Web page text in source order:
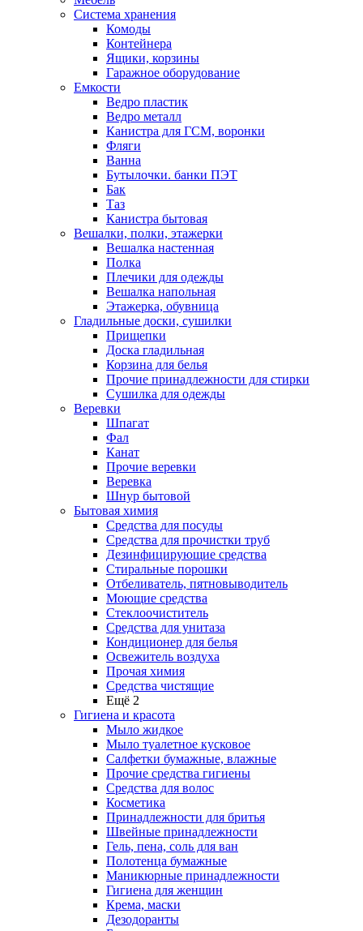
Система хранения
Комоды
Контейнера
Ящики, корзины
Гаражное оборудование
Емкости
Ведро пластик
Ведро металл
Канистра для ГСМ, воронки
Фляги
Ванна
Бутылочки. банки ПЭТ
Бак
Таз
Канистра бытовая
Вешалки, полки, этажерки
Вешалка настенная
Полка
Плечики для одежды
Вешалка напольная
Этажерка, обувница
Гладильные доски, сушилки
Прищепки
Доска гладильная
Корзина для белья
Прочие принадлежности для стирки
Сушилка для одежды
Веревки
Шпагат
Фал
Канат
Прочие веревки
Веревка
Шнур бытовой
Бытовая химия
Средства для посуды
Средства для прочистки труб
Дезинфицирующие средства
Стиральные порошки
Отбеливатель, пятновыводитель
Моющие средства
Стеклоочиститель
Средства для унитаза
Кондиционер для белья
Освежитель воздуха
Прочая химия
Средства чистящие
Ещё 2
Гигиена и красота
Мыло жидкое
Мыло туалетное кусковое
Салфетки бумажные, влажные
Прочие средства гигиены
Средства для волос
Косметика
Принадлежности для бритья
Швейные принадлежности
Гель, пена, соль для ван
Полотенца бумажные
Маникюрные принадлежности
Гигиена для женщин
Крема, маски
Дезодоранты